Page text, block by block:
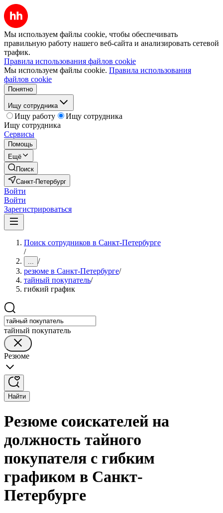
Мы используем файлы cookie, чтобы обеспечивать
правильную работу нашего веб-сайта и анализировать сетевой
трафик.
Правила использования файлов cookie
Мы используем файлы cookie. Правила использования
файлов cookie
Понятно
Ищу сотрудника
Ищу работу
Ищу сотрудника
Ищу сотрудника
Сервисы
Помощь
Ещё
Поиск
Санкт-Петербург
Войти
Войти
Зарегистрироваться
Поиск сотрудников в Санкт-Петербурге
/
... /
резюме в Санкт-Петербурге/
тайный покупатель/
гибкий график
тайный покупатель
Резюме
Найти
Резюме соискателей на
должность тайного
покупателя с гибким
графиком в Санкт-
Петербурге